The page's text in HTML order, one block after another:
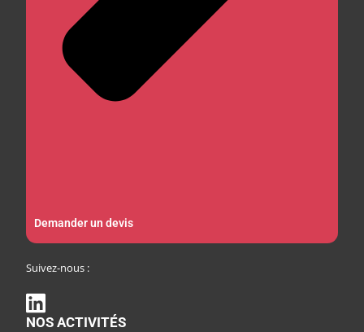
Demander un devis
Suivez-nous :
NOS ACTIVITÉS